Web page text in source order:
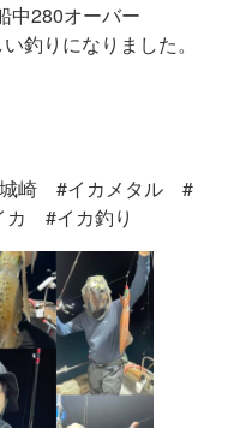
中280オーバー
釣りになりました。
崎 #イカメタル #
#イカ釣り